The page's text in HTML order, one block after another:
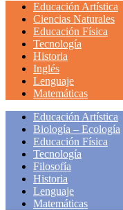
Educación Artística
Ciencias Naturales
Educación Física
Tecnología
Historia
Inglés
Lenguaje
Matemáticas
Educación Artística
Biología – Ecología
Educación Física
Tecnología
Filosofía
Historia
Lenguaje
Matemáticas